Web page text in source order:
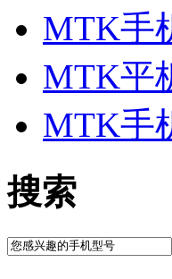
MTK手
MTK平
MTK手
搜索